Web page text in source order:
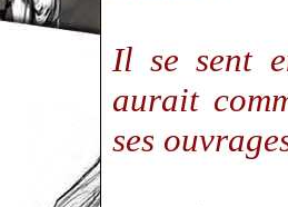
Il se sent
aurait
ses